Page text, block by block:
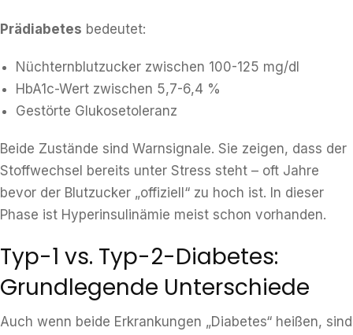
Prädiabetes bedeutet:
Nüchternblutzucker zwischen 100-125 mg/dl
HbA1c-Wert zwischen 5,7-6,4 %
Gestörte Glukosetoleranz
Beide Zustände sind Warnsignale. Sie zeigen, dass der
Stoffwechsel bereits unter Stress steht – oft Jahre
bevor der Blutzucker „offiziell“ zu hoch ist. In dieser
Phase ist Hyperinsulinämie meist schon vorhanden.
Typ-1 vs. Typ-2-Diabetes:
Grundlegende Unterschiede
Auch wenn beide Erkrankungen „Diabetes“ heißen, sind